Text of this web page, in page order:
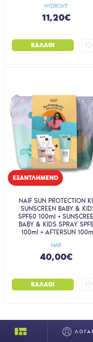
HYDROVIT
11,20€
ΚΑΛΆΘΙ
EΞΑΝΤΛΗΜΈΝΟ
NAIF
NAIF SUN PROTECTION
SUNSCREEN BABY &
SPF50 100ml +
BABY & KIDS SPRAY
100ml + AFTERSUN
40,00€
ΚΑΛΆΘΙ